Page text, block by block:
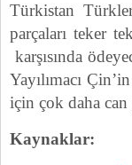
Türkistan
parçaları teker
karşısında
Yayılımacı
için çok daha can
Kaynaklar: